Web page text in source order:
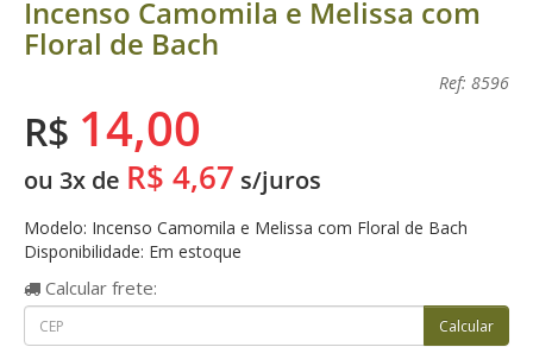
Incenso Camomila e Melissa com
Floral de Bach
Ref: 8596
R$ 14,00
ou 3x de R$ 4,67 s/juros
Modelo: Incenso Camomila e Melissa com Floral de Bach
Disponibilidade: Em estoque
Calcular frete: